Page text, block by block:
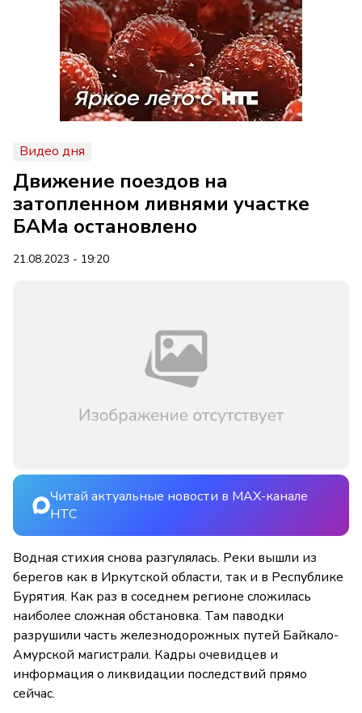
Видео дня
Движение поездов на
затопленном ливнями участке
БАМа остановлено
21.08.2023 - 19:20
Читай актуальные новости в MAX-канале
НТС
Водная стихия снова разгулялась. Реки вышли из
берегов как в Иркутской области, так и в Республике
Бурятия. Как раз в соседнем регионе сложилась
наиболее сложная обстановка. Там паводки
разрушили часть железнодорожных путей Байкало-
Амурской магистрали. Кадры очевидцев и
информация о ликвидации последствий прямо
сейчас.